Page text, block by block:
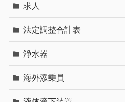
求人
法定調整合計表
浄水器
海外添乗員